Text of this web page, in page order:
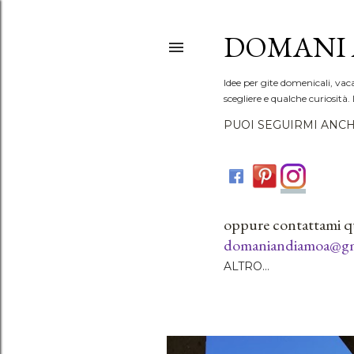
DOMANI
Idee per gite domenicali,
scegliere e qualche
PUOI SEGUIRMI
oppure contattami
ALTRO…